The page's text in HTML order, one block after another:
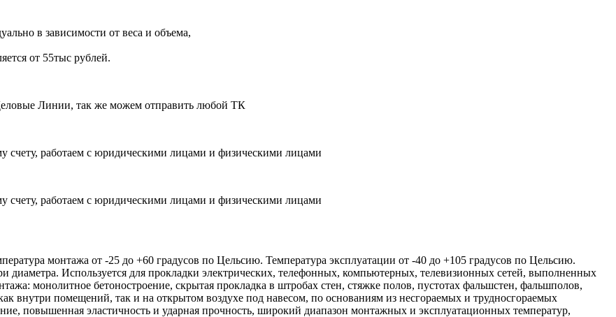
в зависимости от веса и объема,
от 55тыс рублей.
Линии, так же можем отправить любой ТК
счету, работаем с юридическими лицами и физическими лицами
счету, работаем с юридическими лицами и физическими лицами
монтажа от -25 до +60 градусов по Цельсию. Температура эксплуатации от -40 до +105 градусов по Цельсию.
Используется для прокладки электрических, телефонных, компьютерных, телевизионных сетей, выполненных
монолитное бетоностроение, скрытая прокладка в штробах стен, стяжке полов, пустотах фальшстен, фальшполов,
внутри помещений, так и на открытом воздухе под навесом, по основаниям из несгораемых и трудносгораемых
повышенная эластичность и ударная прочность, широкий диапазон монтажных и эксплуатационных температур,